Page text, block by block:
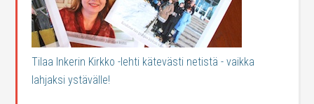
Tilaa Inkerin Kirkko -lehti kätevästi netistä - vaikka
lahjaksi ystävälle!